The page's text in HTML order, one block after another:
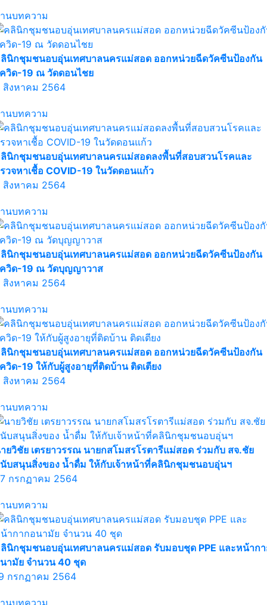
นบทความ
นิกชุมชนอบอุ่นเทศบาลนครแม่สอด ออกหน่วยฉีดวัคซีนป้องกัน
วิด-19 ณ วัดดอนไชย
สิงหาคม 2564
นบทความ
นิกชุมชนอบอุ่นเทศบาลนครแม่สอดลงพื้นที่สอบสวนโรคและ
วจหาเชื้อ COVID-19 ในวัดดอนแก้ว
สิงหาคม 2564
นบทความ
นิกชุมชนอบอุ่นเทศบาลนครแม่สอด ออกหน่วยฉีดวัคซีนป้องกัน
วิด-19 ณ วัดบุญญาวาส
สิงหาคม 2564
นบทความ
นิกชุมชนอบอุ่นเทศบาลนครแม่สอด ออกหน่วยฉีดวัคซีนป้องกัน
วิด-19 ให้กับผู้สูงอายุที่ติดบ้าน ติดเตียง
สิงหาคม 2564
นบทความ
ยวิชัย เตรยาวรรณ นายกสโมสรโรตารีแม่สอด ร่วมกับ สจ.ชัย
บสนุนสิ่งของ น้ำดื่ม ให้กับเจ้าหน้าที่คลินิกชุมชนอบอุ่นฯ
กรกฏาคม 2564
นบทความ
นิกชุมชนอบอุ่นเทศบาลนครแม่สอด รับมอบชุด PPE และหน้าก
ามัย จำนวน 40 ชุด
กรกฏาคม 2564
นบทความ